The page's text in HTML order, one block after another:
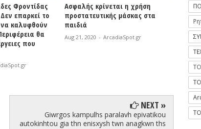
Φροντίδας
επαρκεί το
καλυφθούν
θα
που
Ασφαλής κρίνεται η χρήση
προστατευτικής μάσκας στα
παιδιά
Aug 21, 2020 - ArcadiaSpot.gr
Με
Aug 20,
NEXT »
Giwrgos kampulhs paralavh epivatikou
autokinhtou gia thn enisxysh twn anagkwn ths